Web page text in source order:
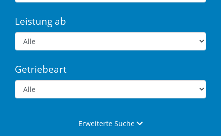
Leistung ab
Getriebeart
Erweiterte Suche